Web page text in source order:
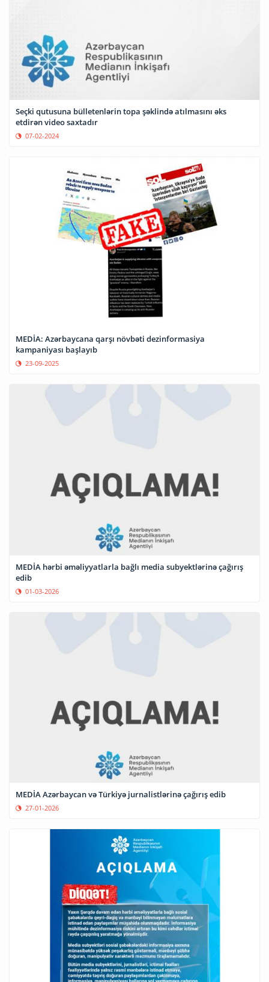
Seçki qutusuna bülletenlərin topa şəklində atılmasını əks
etdirən video saxtadır
07-02-2024
MEDİA: Azərbaycana qarşı növbəti dezinformasiya
kampaniyası başlayıb
23-09-2025
MEDİA hərbi əməliyyatlarla bağlı media subyektlərinə çağırış
edib
01-03-2026
MEDİA Azərbaycan və Türkiyə jurnalistlərinə çağırış edib
27-01-2026